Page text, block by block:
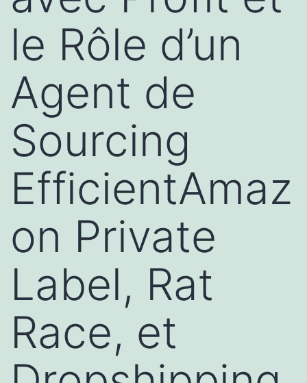
le Rôle d’un
Agent de
Sourcing
EfficientAmaz
on Private
Label, Rat
Race, et